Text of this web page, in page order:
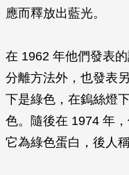
應而釋放出藍光。
在 1962 年他們發表
分離方法外，也發表
下是綠色，在鎢絲燈
色。隨後在 1974 年
它為綠色蛋白，後人